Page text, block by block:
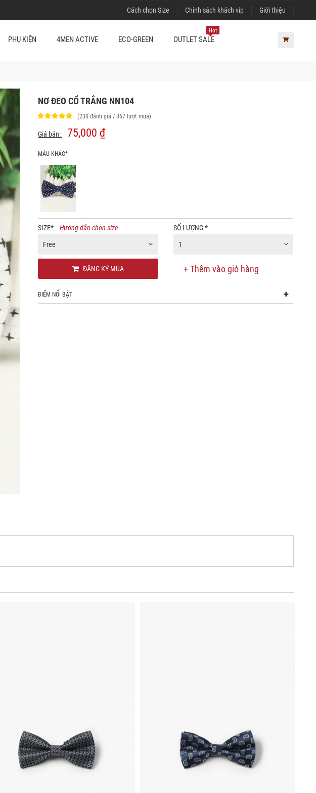
Cách chọn Size Chính sách khách vip Giới thiệu
PHỤ KIỆN 4MEN ACTIVE ECO-GREEN OUTLET SALE
Hot
NƠ ĐEO CỔ TRẮNG NN104
(230 đánh giá / 367 lượt mua)
Giá bán: 75,000 ₫
MÀU KHÁC*
SIZE* Hướng dẫn chọn size
Free
SỐ LƯỢNG*
1
ĐĂNG KÝ MUA + Thêm vào giỏ hàng
ĐIỂM NỔI BẬT